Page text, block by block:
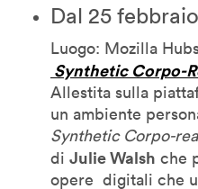
Dal 25
Luogo: Mozilla
Synthetic Corpo-
Allestita sulla
un ambiente
Synthetic Corpo-
di Julie Walsh che
opere digitali che